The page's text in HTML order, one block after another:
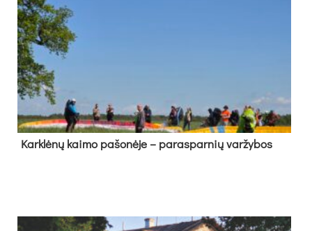
Kark­lė­nų kai­mo pa­šo­nė­je – pa­ras­par­nių var­žy­bos